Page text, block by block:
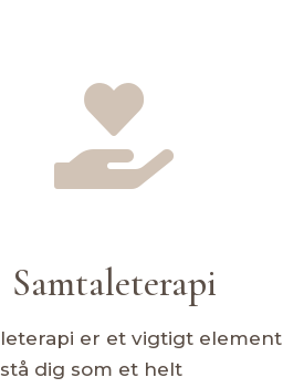

Samtaleterapi
er et vigtigt element
dig som et helt